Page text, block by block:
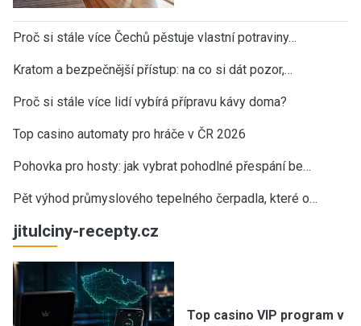
Proč si stále více Čechů pěstuje vlastní potraviny…
Kratom a bezpečnější přístup: na co si dát pozor,…
Proč si stále více lidí vybírá přípravu kávy doma?
Top casino automaty pro hráče v ČR 2026
Pohovka pro hosty: jak vybrat pohodlné přespání be…
Pět výhod průmyslového tepelného čerpadla, které o…
jitulciny-recepty.cz
Top casino VIP program v